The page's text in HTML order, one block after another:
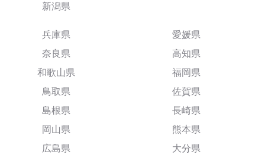
新潟県
兵庫県
奈良県
和歌山県
鳥取県
島根県
岡山県
広島県
愛媛県
高知県
福岡県
佐賀県
長崎県
熊本県
大分県